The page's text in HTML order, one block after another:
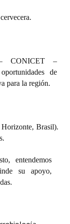
CONICET –
de
para la región.
Brasil).
entendemos
su apoyo,